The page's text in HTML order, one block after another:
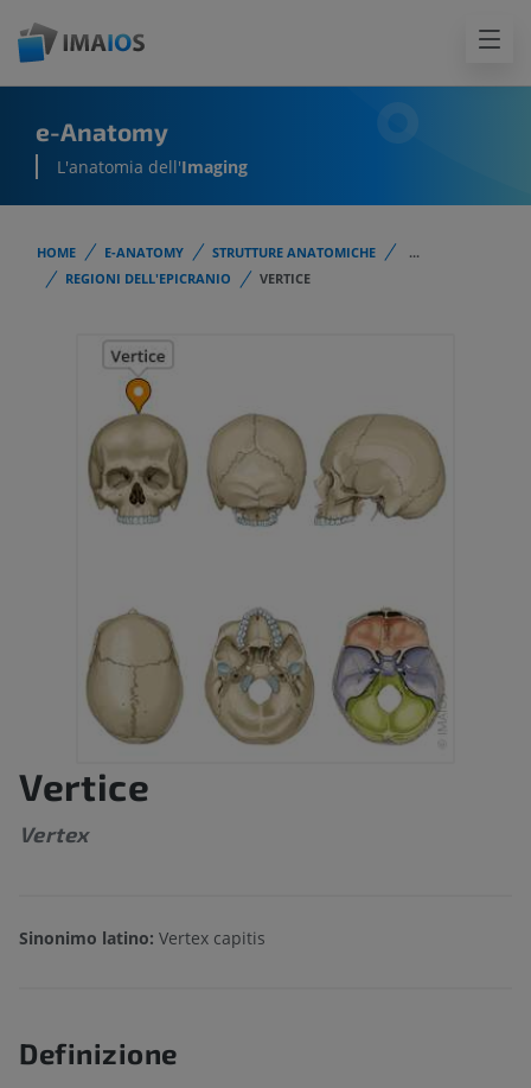
e-Anatomy
L'anatomia dell'Imaging
HOME E-ANATOMY STRUTTURE ANATOMICHE
...
REGIONI DELL'EPICRANIO
VERTICE
Vertice
Vertex
Sinonimo latino: Vertex capitis
Definizione